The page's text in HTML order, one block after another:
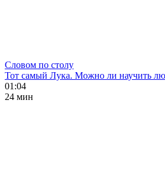
Словом по столу
Тот самый Лука. Можно ли научить
01:04
24 мин